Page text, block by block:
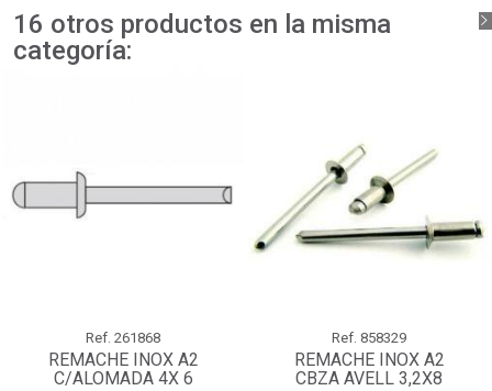
16 otros productos en la misma
categoría:
Ref. 261868
REMACHE INOX A2
C/ALOMADA 4X 6
Ref. 858329
REMACHE INOX A2
CBZA AVELL 3,2X8